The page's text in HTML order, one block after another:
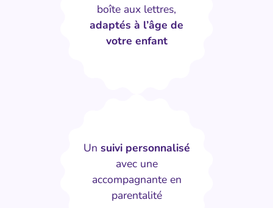
boîte aux lettres,
adaptés à l’âge de
votre enfant
Un suivi personnalisé
avec une
accompagnante en
parentalité